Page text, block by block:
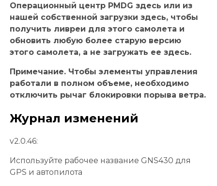
Операционный центр PMDG здесь или из
нашей собственной загрузки здесь, чтобы
получить ливреи для этого самолета и
обновить любую более старую версию
этого самолета, а не загружать ее здесь.
Примечание. Чтобы элементы управления
работали в полном объеме, необходимо
отключить рычаг блокировки порыва ветра.
Журнал изменений
v2.0.46:
Используйте рабочее название GNS430 для
GPS и автопилота